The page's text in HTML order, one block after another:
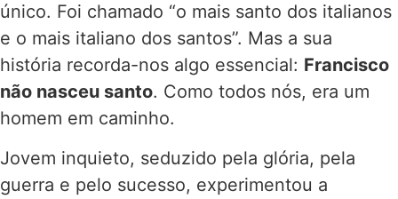
único. Foi chamado “o mais santo dos italianos
e o mais italiano dos santos”. Mas a sua
história recorda-nos algo essencial: Francisco
não nasceu santo. Como todos nós, era um
homem em caminho.
Jovem inquieto, seduzido pela glória, pela
guerra e pelo sucesso, experimentou a